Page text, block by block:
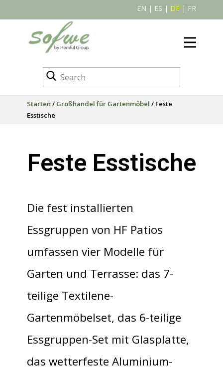
EN | ES | DE | FR
Starten / Großhandel für Gartenmöbel / Feste
Esstische
Feste Esstische
Die fest installierten
Essgruppen von HF Patios
umfassen vier Modelle für
Garten und Terrasse: das 7-
teilige Textilene-
Gartenmöbelset, das 6-teilige
Essgruppen-Set mit Glasplatte,
das wetterfeste Aluminium-